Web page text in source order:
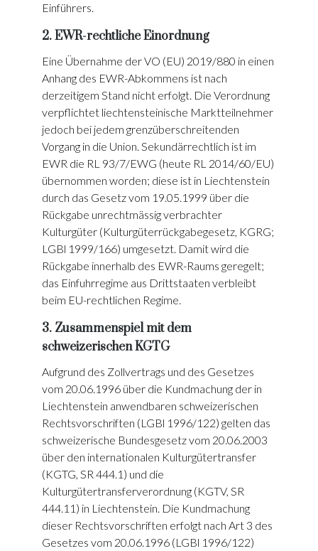
Einführers.
2. EWR-rechtliche Einordnung
Eine Übernahme der VO (EU) 2019/880 in einen
Anhang des EWR-Abkommens ist nach
derzeitigem Stand nicht erfolgt. Die Verordnung
verpflichtet liechtensteinische Marktteilnehmer
jedoch bei jedem grenzüberschreitenden
Vorgang in die Union. Sekundärrechtlich ist im
EWR die RL 93/7/EWG (heute RL 2014/60/EU)
übernommen worden; diese ist in Liechtenstein
durch das Gesetz vom 19.05.1999 über die
Rückgabe unrechtmässig verbrachter
Kulturgüter (Kulturgüterrückgabegesetz, KGRG;
LGBl 1999/166) umgesetzt. Damit wird die
Rückgabe innerhalb des EWR-Raums geregelt;
das Einfuhrregime aus Drittstaaten verbleibt
beim EU-rechtlichen Regime.
3. Zusammenspiel mit dem
schweizerischen KGTG
Aufgrund des Zollvertrags und des Gesetzes
vom 20.06.1996 über die Kundmachung der in
Liechtenstein anwendbaren schweizerischen
Rechtsvorschriften (LGBl 1996/122) gelten das
schweizerische Bundesgesetz vom 20.06.2003
über den internationalen Kulturgütertransfer
(KGTG, SR 444.1) und die
Kulturgütertransferverordnung (KGTV, SR
444.11) in Liechtenstein. Die Kundmachung
dieser Rechtsvorschriften erfolgt nach Art 3 des
Gesetzes vom 20.06.1996 (LGBl 1996/122)